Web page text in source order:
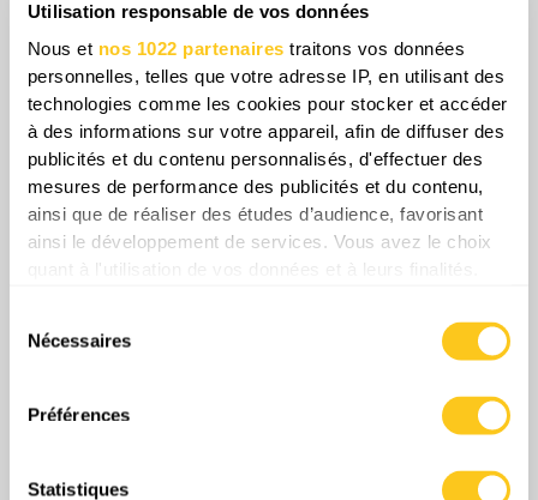
Utilisation responsable de vos données
Nous et nos 1022 partenaires traitons vos données
personnelles, telles que votre adresse IP, en utilisant des
technologies comme les cookies pour stocker et accéder
à des informations sur votre appareil, afin de diffuser des
publicités et du contenu personnalisés, d'effectuer des
mesures de performance des publicités et du contenu,
ainsi que de réaliser des études d’audience, favorisant
ainsi le développement de services. Vous avez le choix
quant à l'utilisation de vos données et à leurs finalités.
tout moment en consultant la Déclaration relative aux
cookies ou en cliquant sur l'icône de confidentialité.
Si vous le permettez, nous aimerions également :
Collecter des informations sur votre localisation
géographique qui peuvent être précises à plusieurs
mètres près
Nécessaires
Préférences
Statistiques
La responsabilité de la résilience logistique est
désormais transférée du niveau institutionnel au
niveau individuel.
Share